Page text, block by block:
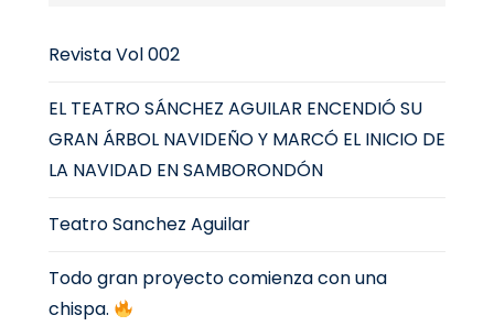
Revista Vol 002
EL TEATRO SÁNCHEZ AGUILAR ENCENDIÓ SU
GRAN ÁRBOL NAVIDEÑO Y MARCÓ EL INICIO DE
LA NAVIDAD EN SAMBORONDÓN
Teatro Sanchez Aguilar
Todo gran proyecto comienza con una
chispa.